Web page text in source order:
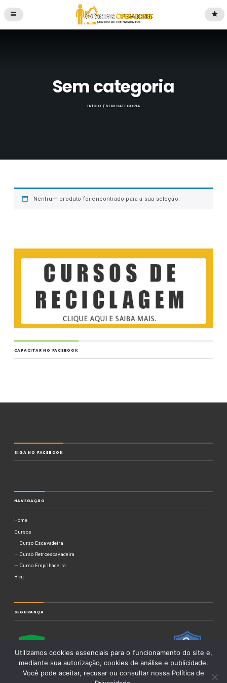
Sem categoria
INÍCIO / SEM CATEGORIA
Nenhum produto foi encontrado para a sua seleção.
CAPACITAR NO FACEBOOK
SIGA NO FACEBOOK
NAVEGAÇÃO
Home
Cursos
Curso Escavadeira
Curso Retroescavadeira
Curso Empilhadeira
Blog
SEGURANÇA
Utilizamos cookies essenciais para o funcionamento do site e,
mediante sua autorização, cookies de análise e publicidade.
Você pode aceitar, recusar ou consultar nossa Política de